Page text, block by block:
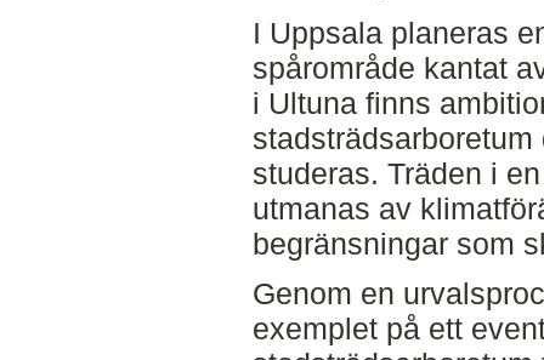
I Uppsala planeras
spårområde kantat
i Ultuna finns
studeras. Träden i
utmanas av
begränsningar som
Genom en
exemplet på ett